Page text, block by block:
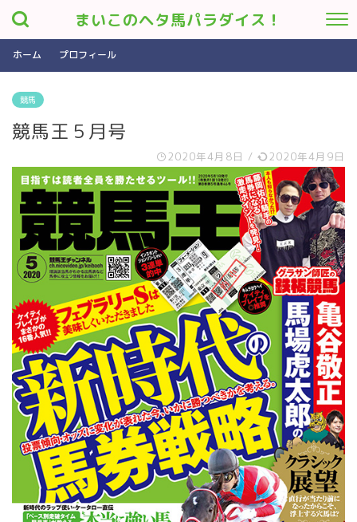
まいこのヘタ馬パラダイス！
ホーム プロフィール
競馬
競馬王５月号
2020年4月8日 / 2020年4月9日